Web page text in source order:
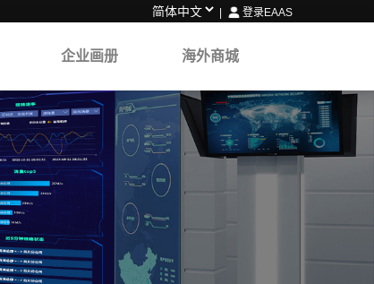
| 登录EAAS
企业画册 海外商城